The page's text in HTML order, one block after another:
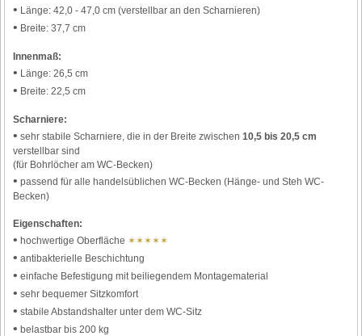
• Länge: 42,0 - 47,0 cm (verstellbar an den Scharnieren)
• Breite: 37,7 cm
Innenmaß:
• Länge: 26,5 cm
• Breite: 22,5 cm
Scharniere:
• sehr stabile Scharniere, die in der Breite zwischen10,5 bis 20,5 cm
verstellbar sind
(für Bohrlöcher am WC-Becken)
• passend für alle handelsüblichen WC-Becken (Hänge- und Steh WC-
Becken)
Eigenschaften:
• hochwertige Oberfläche ✶✶✶✶✶
• antibakterielle Beschichtung
• einfache Befestigung mit beiliegendem Montagematerial
• sehr bequemer Sitzkomfort
• stabile Abstandshalter unter dem WC-Sitz
• belastbar bis 200 kg